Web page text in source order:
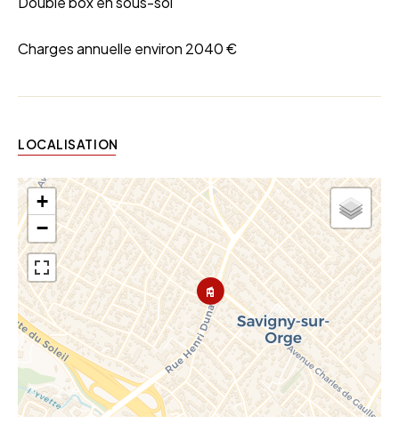
Charges annuelle environ 2040 €
LOCALISATION
+
−